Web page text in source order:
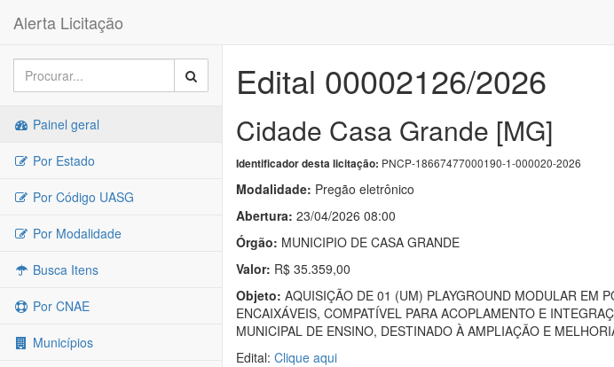
Alerta Licitação
Painel geral
Por Estado
Por Código UASG
Por Modalidade
Busca Itens
Por CNAE
Municípios
Edital 00002126/2026
Cidade Casa Grande [MG]
Identificador desta licitação: PNCP-18667477000190-1-000020-2026
Modalidade: Pregão eletrônico
Abertura: 23/04/2026 08:00
Órgão: MUNICIPIO DE CASA GRANDE
Valor: R$ 35.359,00
Objeto: AQUISIÇÃO DE 01 (UM) PLAYGROUND MODULAR EM
ENCAIXÁVEIS, COMPATÍVEL PARA ACOPLAMENTO E
MUNICIPAL DE ENSINO, DESTINADO À AMPLIAÇÃO E
Edital: Clique aqui